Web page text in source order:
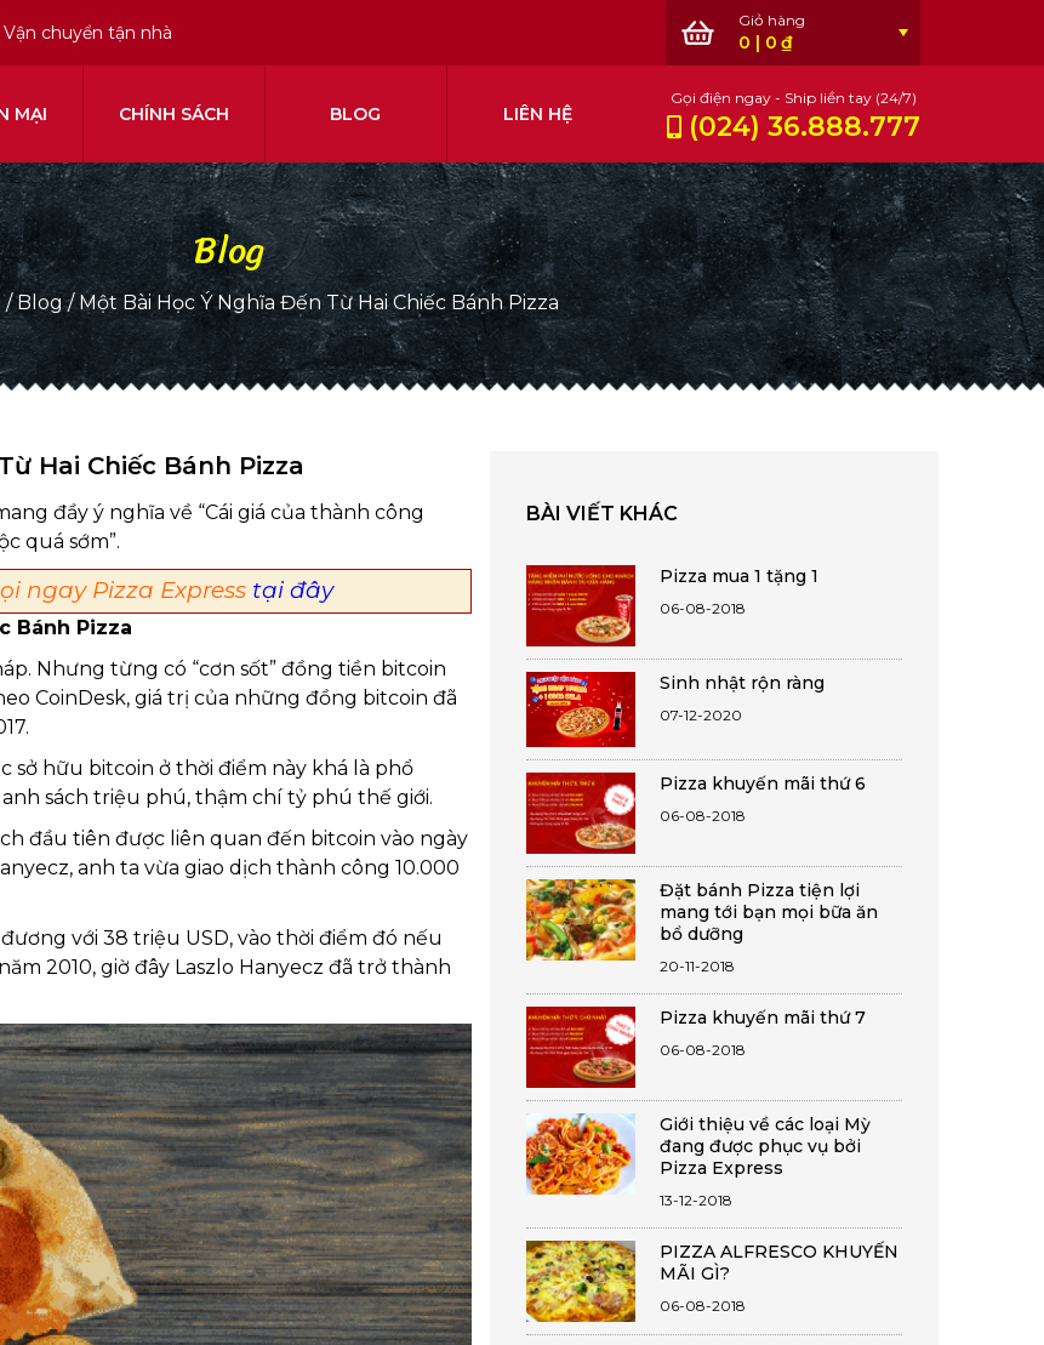
chuyển tận nhà 0 | 0 ₫
MẠI CHÍNH SÁCH BLOG LIÊN HỆ
Gọi điện ngay - Ship liền tay (24/7)
(024) 36.888.777
Blog
/Blog/Một Bài Học Ý Nghĩa Đến Từ Hai Chiếc Bánh Pizza
Hai Chiếc Bánh Pizza
đầy ý nghĩa về “Cái giá của thành công
quá sớm”.
ngay Pizza Express tại đây
Bánh Pizza
Nhưng từng có “cơn sốt” đồng tiền bitcoin
CoinDesk, giá trị của những đồng bitcoin đã
sở hữu bitcoin ở thời điểm này khá là phổ
sách triệu phú, thậm chí tỷ phú thế giới.
đầu tiên được liên quan đến bitcoin vào ngày
anh ta vừa giao dịch thành công 10.000
với 38 triệu USD, vào thời điểm đó nếu
2010, giờ đây Laszlo Hanyecz đã trở thành
BÀI VIẾT KHÁC
Pizza mua 1 tặng 1
06-08-2018
Sinh nhật rộn ràng
07-12-2020
Pizza khuyến mãi thứ 6
06-08-2018
Đặt bánh Pizza tiện lợi
mang tới bạn mọi bữa ăn
bổ dưỡng
20-11-2018
Pizza khuyến mãi thứ 7
06-08-2018
Giới thiệu về các loại Mỳ
đang được phục vụ bởi
Pizza Express
13-12-2018
PIZZA ALFRESCO KHUYẾN
MÃI GÌ?
06-08-2018